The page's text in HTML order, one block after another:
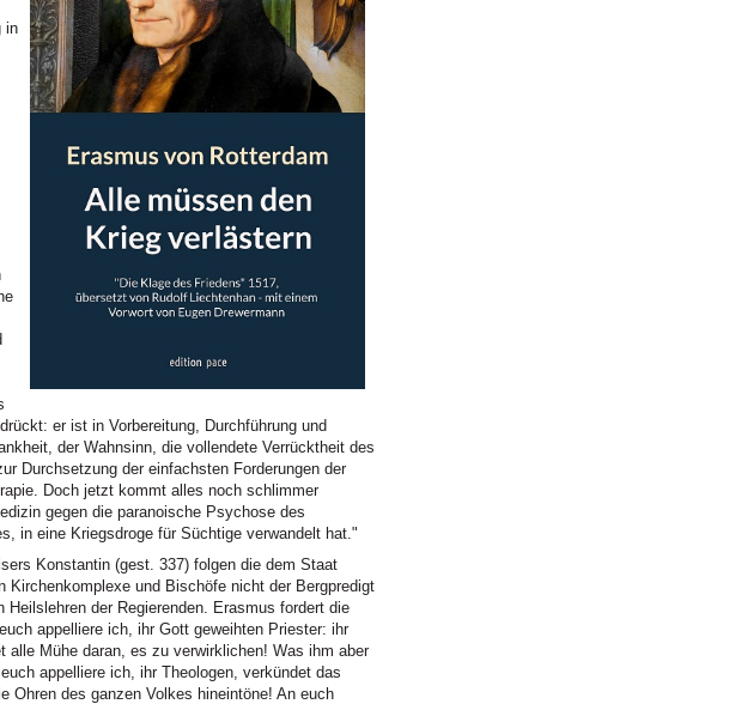
in
er ist in Vorbereitung, Durchführung und
der Wahnsinn, die vollendete Verrücktheit des
Durchsetzung der einfachsten Forderungen der
Doch jetzt kommt alles noch schlimmer
gegen die paranoische Psychose des
in eine Kriegsdroge für Süchtige verwandelt hat."
Konstantin (gest. 337) folgen die dem Staat
Kirchenkomplexe und Bischöfe nicht der Bergpredigt
der Regierenden. Erasmus fordert die
appelliere ich, ihr Gott geweihten Priester: ihr
Mühe daran, es zu verwirklichen! Was ihm aber
appelliere ich, ihr Theologen, verkündet das
Ohren des ganzen Volkes hineintöne! An euch